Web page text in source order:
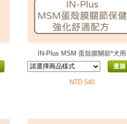
IN-Plus MSM 蛋殼膜關節*犬用
選購
NTD 540